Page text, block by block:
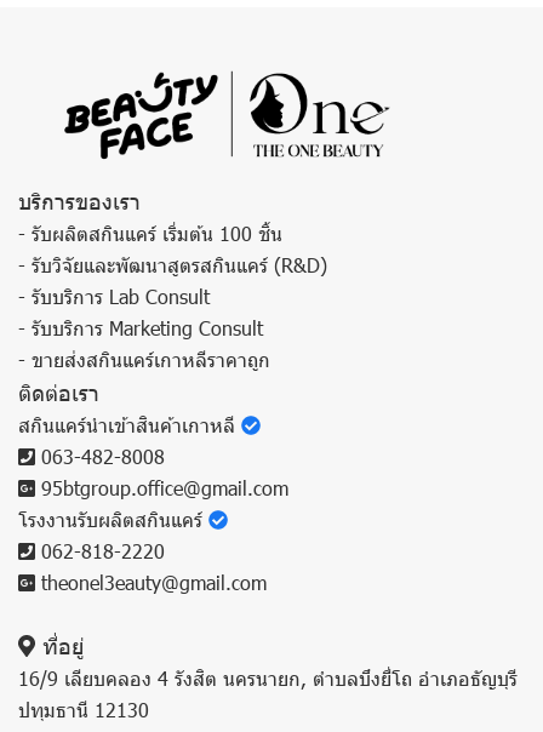
บริการของเรา
- รับผลิตสกินแคร์ เริ่มต้น 100 ชิ้น
- รับวิจัยและพัฒนาสูตรสกินแคร์ (R&D)
- รับบริการ Lab Consult
- รับบริการ Marketing Consult
- ขายส่งสกินแคร์เกาหลีราคาถูก
ติดต่อเรา
สกินแคร์นำเข้าสินค้าเกาหลี
063-482-8008
95btgroup.office@gmail.com
โรงงานรับผลิตสกินแคร์
062-818-2220
theonel3eauty@gmail.com
ที่อยู่
16/9 เลียบคลอง 4 รังสิต นครนายก, ตำบลบึงยี่โถ อำเภอธัญบุรี
ปทุมธานี 12130